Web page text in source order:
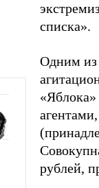
списка».
Одним из
рублей,